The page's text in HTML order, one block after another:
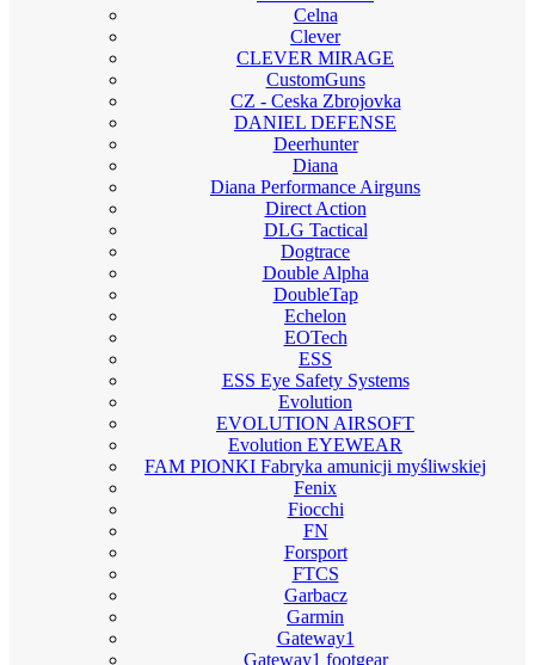
Celna
Clever
CLEVER MIRAGE
CustomGuns
CZ - Ceska Zbrojovka
DANIEL DEFENSE
Deerhunter
Diana
Diana Performance Airguns
Direct Action
DLG Tactical
Dogtrace
Double Alpha
DoubleTap
Echelon
EOTech
ESS
ESS Eye Safety Systems
Evolution
EVOLUTION AIRSOFT
Evolution EYEWEAR
FAM PIONKI Fabryka amunicji myśliwskiej
Fenix
Fiocchi
FN
Forsport
FTCS
Garbacz
Garmin
Gateway1
Gateway1 footgear